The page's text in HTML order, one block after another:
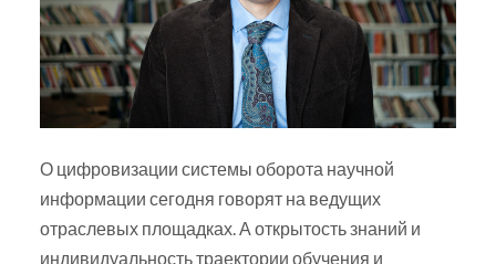
О цифровизации системы оборота научной
информации сегодня говорят на ведущих
отраслевых площадках. А открытость знаний и
индивидуальность траектории обучения и